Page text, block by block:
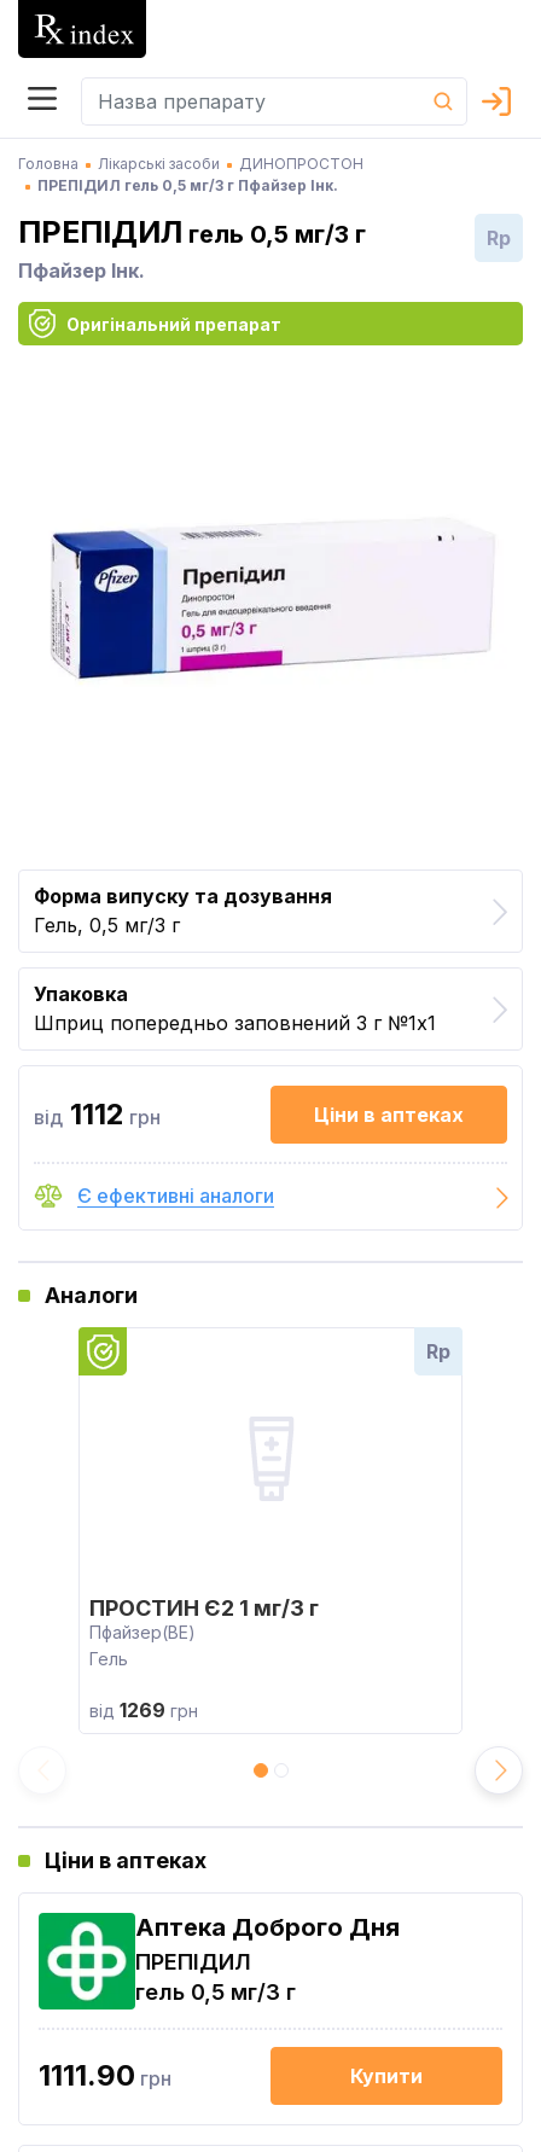
Головна Лікарські засоби
ДИНОПРОСТОН
ПРЕПІДИЛ гель 0,5 мг/3 г Пфайзер Інк.
ПРЕПІДИЛ гель 0,5 мг/3 г
Пфайзер Інк.
Rp
Оригінальний препарат
Форма випуску та дозування
Гель, 0,5 мг/3 г
Упаковка
Шприц попередньо заповнений 3 г №1x1
від 1112 грн Ціни в аптеках
Є ефективні аналоги
Аналоги
Rp
ПРОСТИН Є2 1 мг/3 г
Пфайзер(BE)
Гель
від 1269 грн
Ціни в аптеках
Аптека Доброго Дня
ПРЕПІДИЛ
гель 0,5 мг/3 г
1111.90 грн Купити